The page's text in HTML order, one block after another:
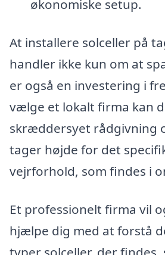
økonomiske setup.
At installere solceller på
handler ikke kun om at
er også en investering i
vælge et lokalt firma kan
skræddersyet rådgivning
tager højde for det
vejrforhold, som findes i
Et professionelt firma vil
hjælpe dig med at forstå